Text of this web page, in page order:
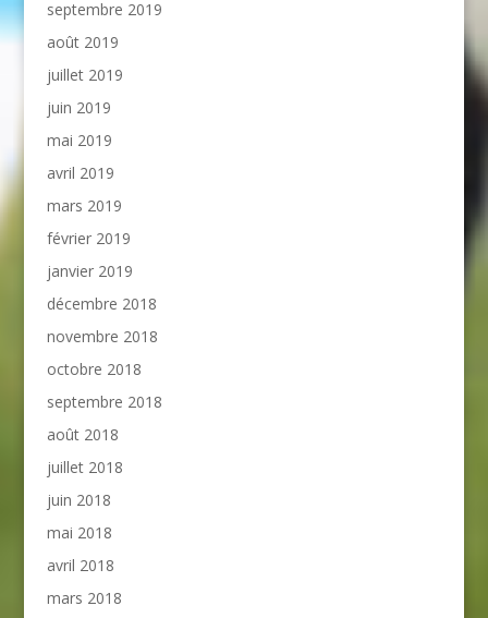
septembre 2019
août 2019
juillet 2019
juin 2019
mai 2019
avril 2019
mars 2019
février 2019
janvier 2019
décembre 2018
novembre 2018
octobre 2018
septembre 2018
août 2018
juillet 2018
juin 2018
mai 2018
avril 2018
mars 2018